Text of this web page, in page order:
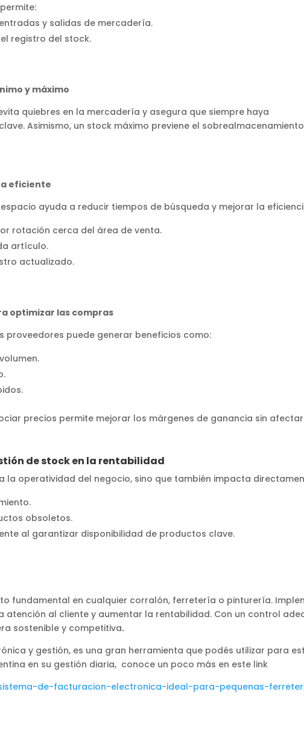
y salidas de mercadería.
registro del stock.
y máximo
quiebres en la mercadería y asegura que siempre haya
Asimismo, un stock máximo previene el sobrealmacenamiento
eficiente
ayuda a reducir tiempos de búsqueda y mejorar la
rotación cerca del área de venta.
artículo.
actualizado.
optimizar las compras
proveedores puede generar beneficios como:
precios permite mejorar los márgenes de ganancia sin
de stock en la rentabilidad
la operatividad del negocio, sino que también impacta
obsoletos.
al garantizar disponibilidad de productos clave.
fundamental en cualquier corralón, ferretería o pinturería.
atención al cliente y aumentar la rentabilidad. Con un control
sostenible y competitiva.
y gestión, es una gran herramienta que podés utilizar para
en su gestión diaria, conoce un poco más en este link
de-facturacion-electronica-ideal-para-pequenas-